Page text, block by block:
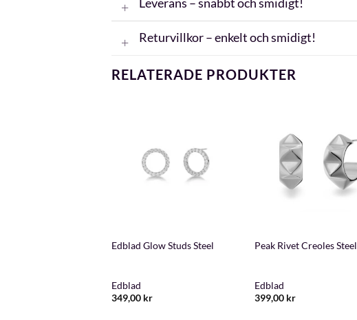
Leverans – snabbt och smidigt!
Returvillkor – enkelt och smidigt!
RELATERADE PRODUKTER
Edblad Glow Studs Steel
Edblad
349,00 kr
Peak Rivet Creoles Steel
Edblad
399,00 kr